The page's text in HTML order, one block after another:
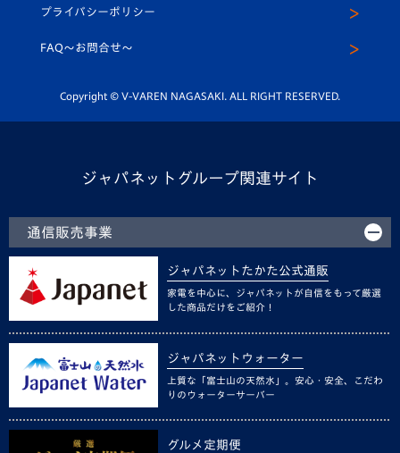
平和祈念活動
ホームタウン活動
スクール
公式LINE＠
プライバシーポリシー
FAQ〜お問合せ〜
Copyright © V-VAREN NAGASAKI. ALL RIGHT RESERVED.
ジャパネットグループ関連サイト
通信販売事業
ジャパネットたかた公式通販
家電を中心に、ジャパネットが自信をもって厳選
した商品だけをご紹介！
ジャパネットウォーター
上質な「富士山の天然水」。安心・安全、こだわ
りのウォーターサーバー
グルメ定期便